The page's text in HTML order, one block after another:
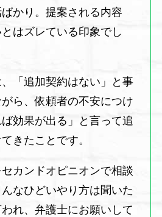
かり。提案される内容
はズレている印象でし
「追加契約はない」と事
ら、依頼者の不安につけ
効果が出る」と言って追
きたことです。
カンドオピニオンで相談
なひどいやり方は聞いた
れ、弁護士にお願いして